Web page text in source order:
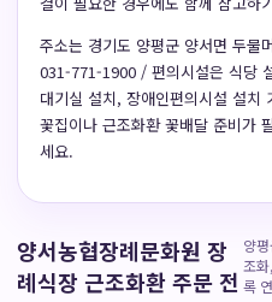
주소는 경기도 양평군 양서면 두물
031-771-1900 / 편의시설은 식당
대기실 설치, 장애인편의시설 설치
꽃집이나 근조화환 꽃배달 준비가
세요.
양서농협장례문화원 장
례식장 근조화환 주문 전
양
조
록